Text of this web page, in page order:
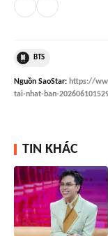
BTS
Nguồn SaoStar: https://
tai-nhat-ban-
TIN KHÁC